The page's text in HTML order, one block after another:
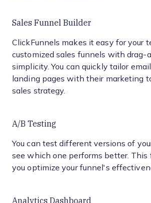
Sales Funnel Builder
ClickFunnels makes it easy for your
customized sales funnels with drag-
simplicity. You can quickly tailor
landing pages with their marketing
sales strategy.
A/B Testing
You can test different versions of
see which one performs better. This
you optimize your funnel's
Analytics Dashboard